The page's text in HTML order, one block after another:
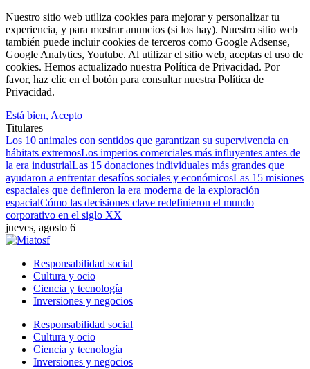
Nuestro sitio web utiliza cookies para mejorar y personalizar tu
experiencia, y para mostrar anuncios (si los hay). Nuestro sitio web
también puede incluir cookies de terceros como Google Adsense,
Google Analytics, Youtube. Al utilizar el sitio web, aceptas el uso de
cookies. Hemos actualizado nuestra Política de Privacidad. Por
favor, haz clic en el botón para consultar nuestra Política de
Privacidad.
Está bien, Acepto
Titulares
Los 10 animales con sentidos que garantizan su supervivencia en
hábitats extremosLos imperios comerciales más influyentes antes de
la era industrialLas 15 donaciones individuales más grandes que
ayudaron a enfrentar desafíos sociales y económicosLas 15 misiones
espaciales que definieron la era moderna de la exploración
espacialCómo las decisiones clave redefinieron el mundo
corporativo en el siglo XX
jueves, agosto 6
Responsabilidad social
Cultura y ocio
Ciencia y tecnología
Inversiones y negocios
Responsabilidad social
Cultura y ocio
Ciencia y tecnología
Inversiones y negocios